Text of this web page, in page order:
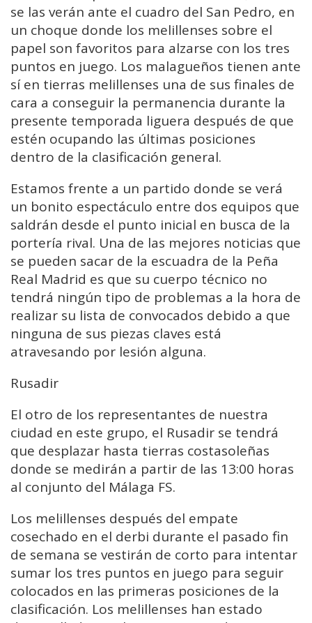
se las verán ante el cuadro del San Pedro, en
un choque donde los melillenses sobre el
papel son favoritos para alzarse con los tres
puntos en juego. Los malagueños tienen ante
sí en tierras melillenses una de sus finales de
cara a conseguir la permanencia durante la
presente temporada liguera después de que
estén ocupando las últimas posiciones
dentro de la clasificación general.
Estamos frente a un partido donde se verá
un bonito espectáculo entre dos equipos que
saldrán desde el punto inicial en busca de la
portería rival. Una de las mejores noticias que
se pueden sacar de la escuadra de la Peña
Real Madrid es que su cuerpo técnico no
tendrá ningún tipo de problemas a la hora de
realizar su lista de convocados debido a que
ninguna de sus piezas claves está
atravesando por lesión alguna.
Rusadir
El otro de los representantes de nuestra
ciudad en este grupo, el Rusadir se tendrá
que desplazar hasta tierras costasoleñas
donde se medirán a partir de las 13:00 horas
al conjunto del Málaga FS.
Los melillenses después del empate
cosechado en el derbi durante el pasado fin
de semana se vestirán de corto para intentar
sumar los tres puntos en juego para seguir
colocados en las primeras posiciones de la
clasificación. Los melillenses han estado